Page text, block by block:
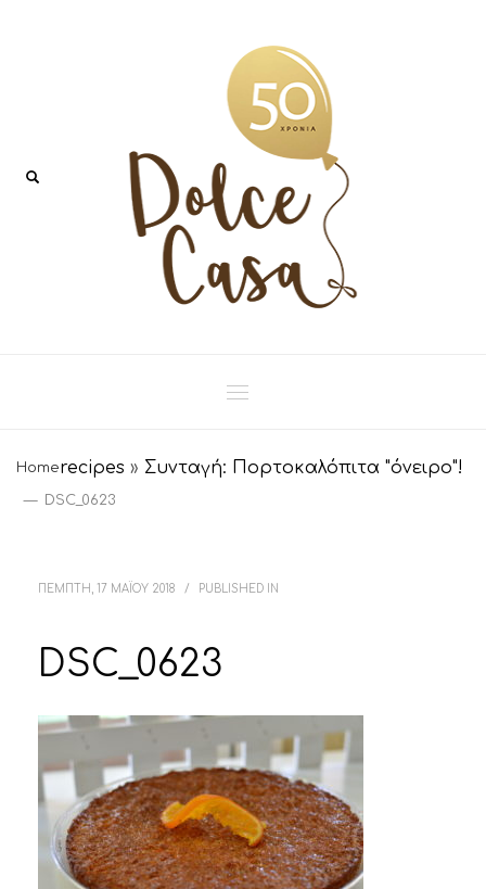
Homerecipes » Συνταγή: Πορτοκαλόπιτα "όνειρο"!
DSC_0623
ΠΕΜΠΤΗ, 17 ΜΑΪΟΥ 2018 / PUBLISHED IN
DSC_0623